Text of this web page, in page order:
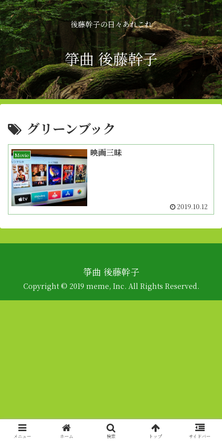
後藤幹子の日々あれこれ
箏曲 後藤幹子
グリーンブック
Movie 映画三昧
2019.10.12
箏曲 後藤幹子
Copyright © 2019 meme, Inc. All Rights Reserved.
メニュー ホーム 検索 トップ サイドバー